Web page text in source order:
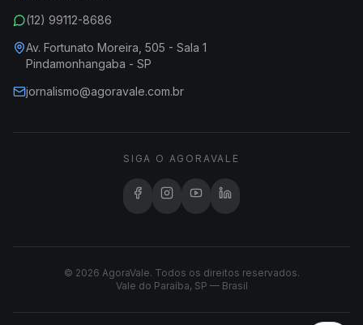
(12) 99112-8686
Av. Fortunato Moreira, 505 - Sala 1
Pindamonhangaba - SP
jornalismo@agoravale.com.br
SIGA O AGORAVALE
© 2026 AgoraVale. Todos os direitos reservados.
Vale do Paraíba, SP — Brasil